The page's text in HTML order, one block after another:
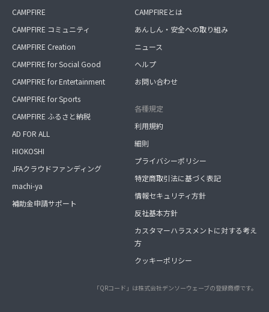
CAMPFIRE
CAMPFIRE コミュニティ
CAMPFIRE Creation
CAMPFIRE for Social Good
CAMPFIRE for Entertainment
CAMPFIRE for Sports
CAMPFIRE ふるさと納税
AD FOR ALL
HIOKOSHI
JFAクラウドファンディング
machi-ya
補助金申請サポート
CAMPFIREとは
あんしん・安全への取り組み
ニュース
ヘルプ
お問い合わせ
各種規定
利用規約
細則
プライバシーポリシー
特定商取引法に基づく表記
情報セキュリティ方針
反社基本方針
カスタマーハラスメントに対する考え
方
クッキーポリシー
「QRコード」は株式会社デンソーウェーブの登録商標です。